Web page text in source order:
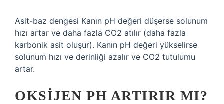
Asit-baz dengesi Kanın pH değeri düşerse solunum
hızı artar ve daha fazla CO2 atılır (daha fazla
karbonik asit oluşur). Kanın pH değeri yükselirse
solunum hızı ve derinliği azalır ve CO2 tutulumu
artar.
OKSIJEN PH ARTIRIR MI?